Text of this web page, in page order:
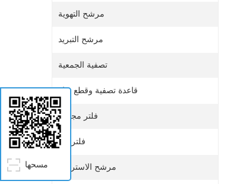
مرشح التهوية
مرشح التبريد
تصفية الجمعية
قاعدة تصفية وقطع غيار
فلتر مجفف
فلتر غاز
مرشح الاستراحة
مسحها